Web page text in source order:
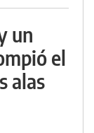
un
el
alas